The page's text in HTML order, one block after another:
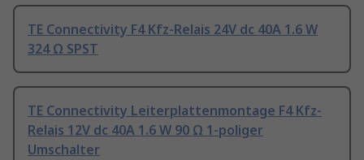
TE Connectivity F4 Kfz-Relais 24V dc 40A 1.6 W
324 Ω SPST
TE Connectivity Leiterplattenmontage F4 Kfz-
Relais 12V dc 40A 1.6 W 90 Ω 1-poliger
Umschalter